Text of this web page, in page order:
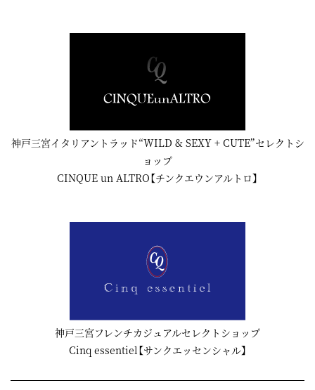
神戸三宮イタリアントラッド“WILD & SEXY + CUTE”セレクトシ
ョップ
CINQUE un ALTRO【チンクエウンアルトロ】
神戸三宮フレンチカジュアルセレクトショップ
Cinq essentiel【サンクエッセンシャル】